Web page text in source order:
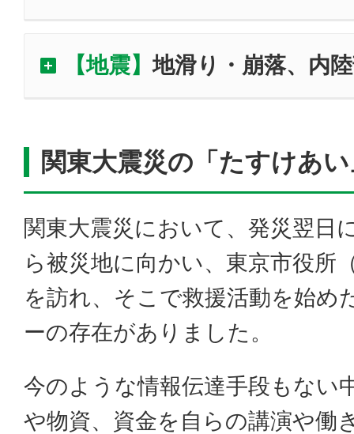
【地震】地滑り・崩落、内
関東大震災の「たすけあい
関東大震災において、発災翌日
ら被災地に向かい、東京市役所
を訪れ、そこで救援活動を始め
ーの存在がありました。
今のような情報伝達手段もない
や物資、資金を自らの講演や働